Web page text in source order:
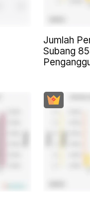
Jumlah
Subang